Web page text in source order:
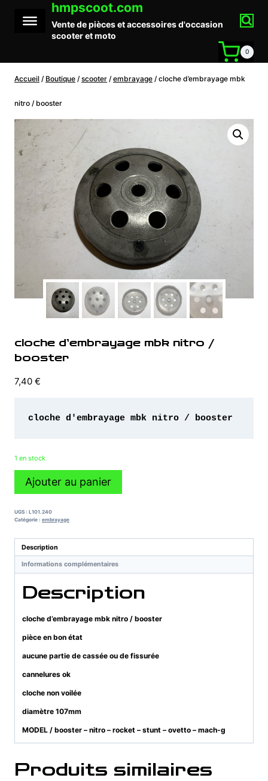
contenu
hmpscoot.com
Vente de pièces et accessoires d'occasion
scooter et moto
0
Accueil / Boutique / scooter / embrayage / cloche d’embrayage mbk
nitro / booster
cloche d’embrayage mbk nitro /
booster
7,40 €
cloche d'embrayage mbk nitro / booster
1 en stock
quantité
d'embrayage
mbk
booster
Ajouter au panier
UGS : L101.240
Catégorie : embrayage
Description
Informations complémentaires
Description
cloche d’embrayage mbk nitro / booster
pièce en bon état
aucune partie de cassée ou de fissurée
cannelures ok
cloche non voilée
diamètre 107mm
MODEL / booster – nitro – rocket – stunt – ovetto – mach-g
Produits similaires